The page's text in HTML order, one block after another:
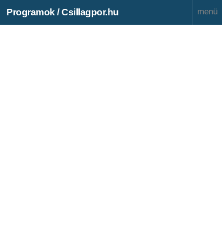
Programok / Csillagpor.hu